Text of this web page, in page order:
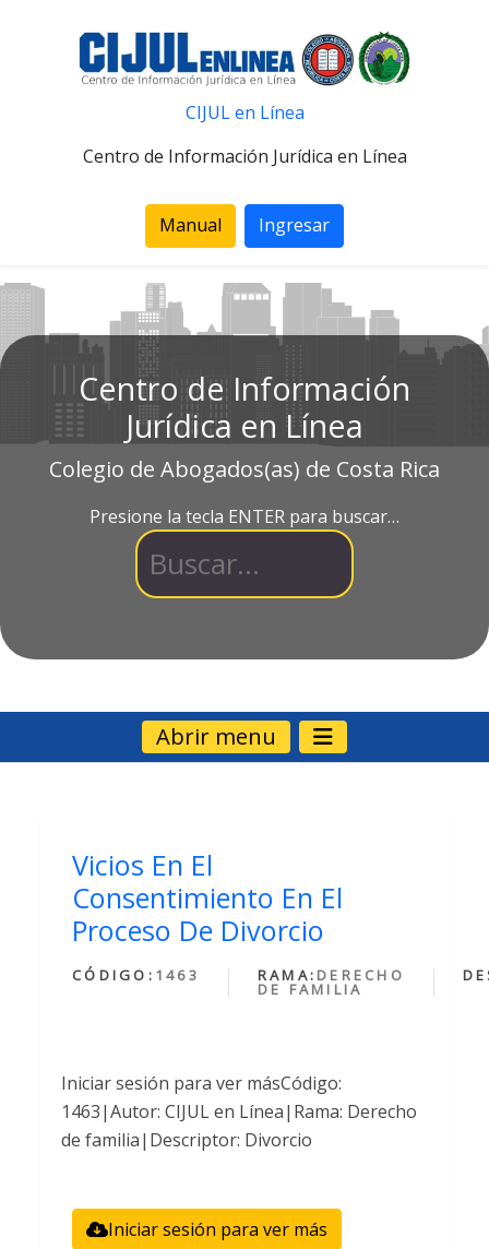
CIJUL en Línea
Centro de Información Jurídica en Línea
Manual Ingresar
Centro de Información
Jurídica en Línea
Colegio de Abogados(as) de Costa Rica
Presione la tecla ENTER para buscar…
Abrir menu
Vicios En El
Consentimiento En El
Proceso De Divorcio
CÓDIGO: 1463 RAMA: DERECHO
DE FAMILIA
Iniciar sesión para ver másCódigo:
1463|Autor: CIJUL en Línea|Rama: Derecho
de familia|Descriptor: Divorcio
Iniciar sesión para ver más